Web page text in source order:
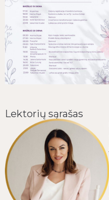
Lektorių sąrašas